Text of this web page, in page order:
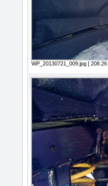
WP_20130721_009.jpg [